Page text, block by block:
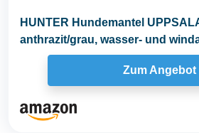
HUNTER Hundemantel
anthrazit/grau, wasser- und
wärmendes...
Zum Angebot